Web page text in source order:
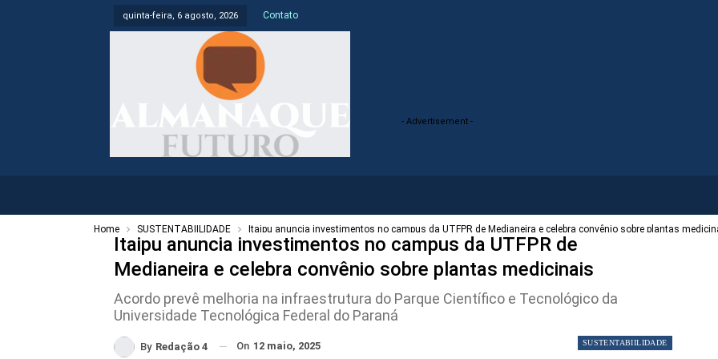
quinta-feira, 6 agosto, 2026 Contato
- Advertisement -
Home SUSTENTABIILIDADE Itaipu anuncia investimentos no campus da UTFPR de Medianeira e celebra convênio sobre plantas
Itaipu anuncia investimentos no campus da UTFPR de
Medianeira e celebra convênio sobre plantas medicinais
Acordo prevê melhoria na infraestrutura do Parque Científico e Tecnológico da
Universidade Tecnológica Federal do Paraná
SUSTENTABIILIDADE
By Redação 4 On 12 maio, 2025